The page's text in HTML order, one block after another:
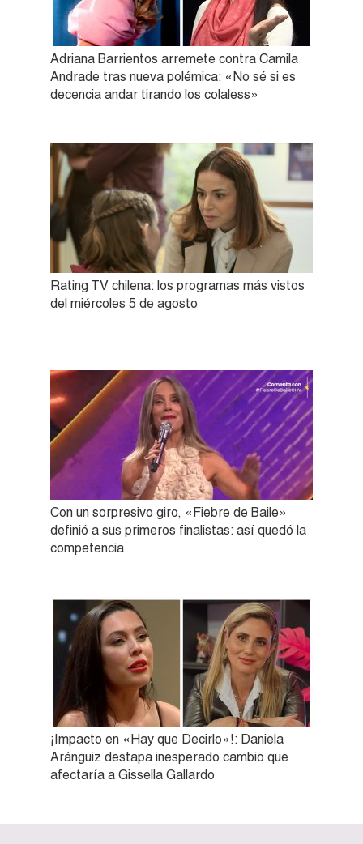
Adriana Barrientos arremete contra Camila
Andrade tras nueva polémica: «No sé si es
decencia andar tirando los colaless»
Rating TV chilena: los programas más vistos
del miércoles 5 de agosto
Con un sorpresivo giro, «Fiebre de Baile»
definió a sus primeros finalistas: así quedó la
competencia
¡Impacto en «Hay que Decirlo»!: Daniela
Aránguiz destapa inesperado cambio que
afectaría a Gissella Gallardo